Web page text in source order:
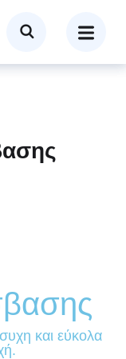
και εύκολα